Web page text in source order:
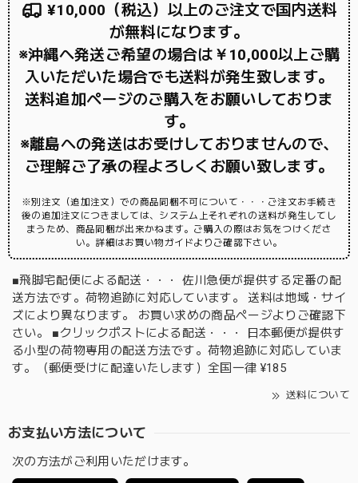
¥10,000（税込）以上のご注文で国内送料
が無料になります。
※沖縄へ発送ご希望の場合は￥10,000以上ご購
入いただいた場合でも送料が発生致します。
送料追加ページのご購入をお願いしておりま
す。
※離島への発送はお受けしておりませんので、
ご理解ご了承の程よろしくお願い致します。
※別注文（追加注文）での商品同梱不可について・・・ご注文お手続き
後の追加注文につきましては、システム上それぞれの送料が発生してし
まうため、商品同梱が出来かねます。ご購入の際はお気をつけくださ
い。詳細はお買い物ガイドよりご確認下さい。
■飛脚宅配便による配送・・・ 佐川急便が提供する定番の配
送方法です。荷物追跡に対応しています。 送料は地域・サイ
ズにより異なります。 お買い求めの商品ページよりご確認下
さい。 ■クリックポストによる配送・・・ 日本郵便が提供す
る小型の荷物専用の配送方法です。荷物追跡に対応していま
す。（郵便受けに配達いたします）全国一律 ¥185
送料について
お支払い方法について
次の方法がご利用いただけます。